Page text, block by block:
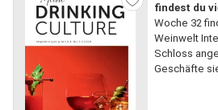
findest du
Woche 32
Weinwelt
Schloss
Geschäfte